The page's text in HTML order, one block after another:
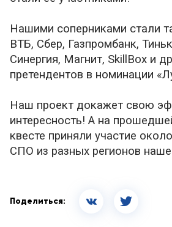
Нашими соперниками стали
ВТБ, Сбер, Газпромбанк,
Синергия, Магнит, SkillBox и
претендентов в номинации
Наш проект докажет свою
интересность! А на
квесте приняли участие
СПО из разных регионов
Поделиться: